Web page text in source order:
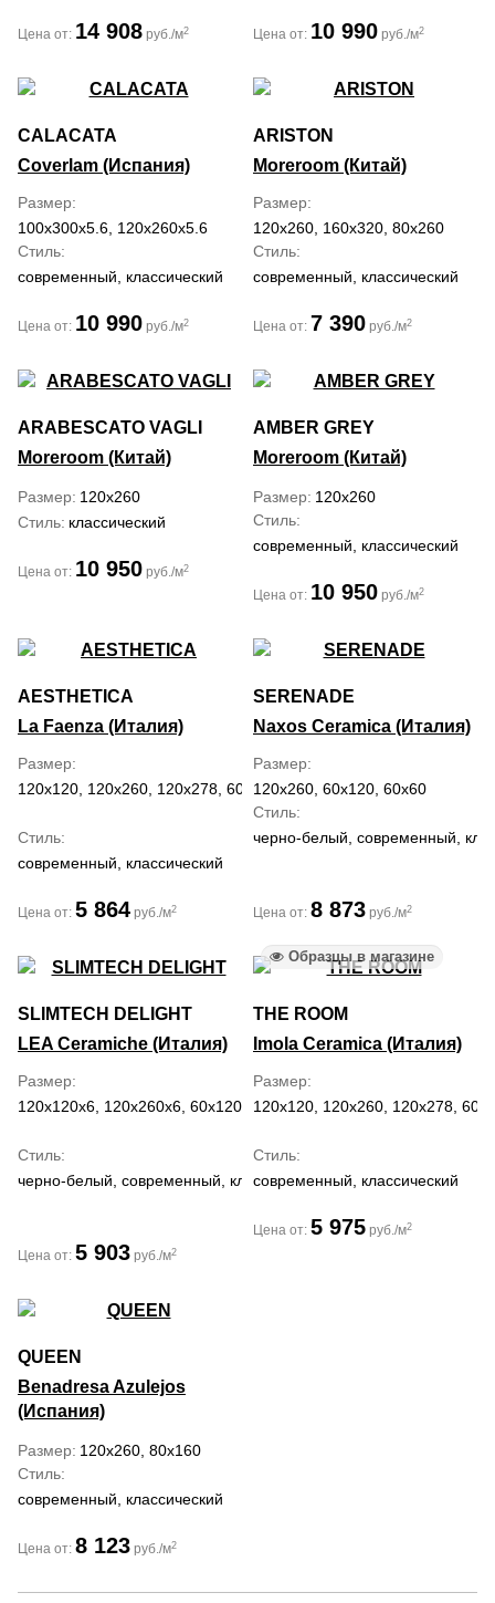
Цена от: 14 908 руб./м2 Цена от: 10 990 руб./м2
CALACATA
Coverlam (Испания)
Размер
100x300x5.6, 120x260x5.6
Стиль
современный, классический
Цена от: 10 990 руб./м2
ARISTON
Moreroom (Китай)
Размер
120x260, 160x320, 80x260
Стиль
современный, классический
Цена от: 7 390 руб./м2
ARABESCATO VAGLI
Moreroom (Китай)
Размер 120x260
Стиль классический
Цена от: 10 950 руб./м2
AMBER GREY
Moreroom (Китай)
Размер 120x260
Стиль
современный, классический
Цена от: 10 950 руб./м2
AESTHETICA
La Faenza (Италия)
Размер
120x120, 120x260, 120x278, 60x120
Стиль
современный, классический
Цена от: 5 864 руб./м2
SERENADE
Naxos Ceramica (Италия)
Размер
120x260, 60x120, 60x60
Стиль
черно-белый, современный,
Цена от: 8 873 руб./м2
SLIMTECH DELIGHT
LEA Ceramiche (Италия)
Размер
120x120x6, 120x260x6, 60x120x6
Стиль
черно-белый, современный, классический
Цена от: 5 903 руб./м2
Образцы в магазине
THE ROOM
Imola Ceramica (Италия)
Размер
120x120, 120x260, 120x278,
Стиль
современный, классический
Цена от: 5 975 руб./м2
QUEEN
Benadresa Azulejos
(Испания)
Размер 120x260, 80x160
Стиль
современный, классический
Цена от: 8 123 руб./м2